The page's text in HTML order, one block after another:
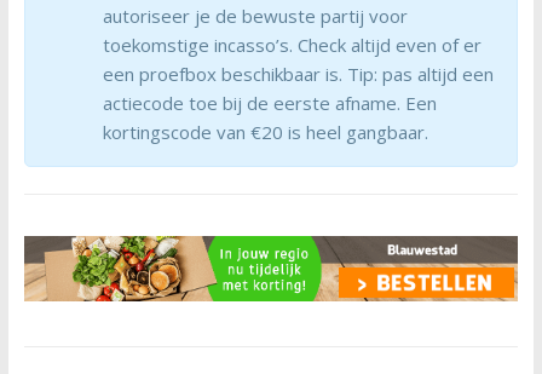
autoriseer je de bewuste partij voor
toekomstige incasso’s. Check altijd even of er
een proefbox beschikbaar is. Tip: pas altijd een
actiecode toe bij de eerste afname. Een
kortingscode van €20 is heel gangbaar.